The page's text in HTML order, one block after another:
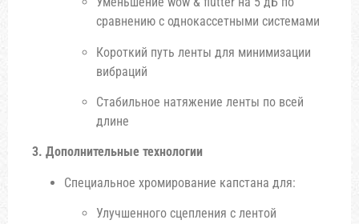
сравнению с однокассетными системами
Короткий путь ленты для минимизации
вибраций
Стабильное натяжение ленты по всей
длине
3. Дополнительные технологии
Специальное хромирование капстана для:
Улучшенного сцепления с лентой